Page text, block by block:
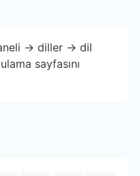
-> diller -> dil
sayfasını